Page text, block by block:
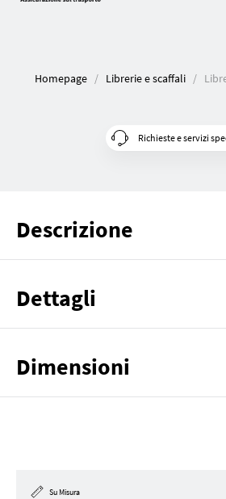
Homepage Librerie e scaffali
Richieste e servizi
Descrizione
Dettagli
Dimensioni
Su Misura